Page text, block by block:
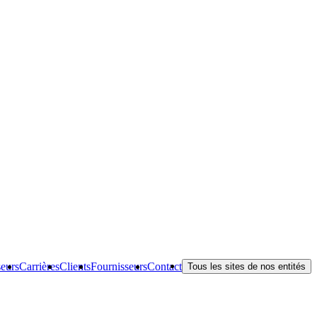
CarrièresClientsFournisseursContact Tous les sites de nos entités